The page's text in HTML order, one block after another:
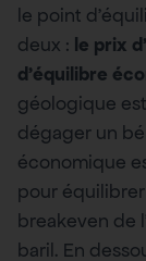
le point
deux : le prix
d’équilibre
géologique
dégager un
économique
pour
breakeven de
baril. En